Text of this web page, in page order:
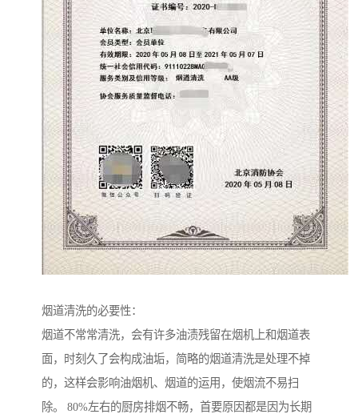
烟道清洗的必要性：
烟道不常常清洗，会有许多油渍残留在烟机上和烟道表
面，时刻久了会构成油垢，简略的烟道清洗是处理不掉
的，这样会影响油烟机、烟道的运用，使烟流不易扫
除。 80%左右的厨房排烟不畅，首要原因都是因为长期